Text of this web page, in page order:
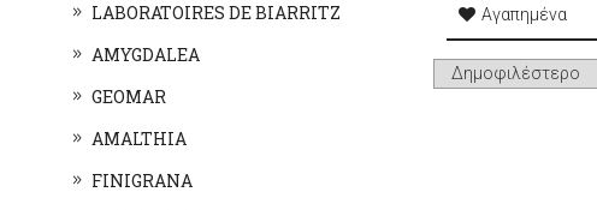
LABORATOIRES DE BIARRITZ
AMYGDALEA
GEOMAR
AMALTHIA
FINIGRANA
Αγαπημένα